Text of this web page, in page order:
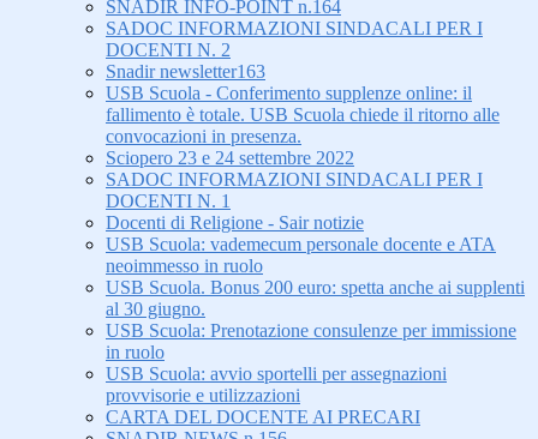
SNADIR INFO-POINT n.164
SADOC INFORMAZIONI SINDACALI PER I
DOCENTI N. 2
Snadir newsletter163
USB Scuola - Conferimento supplenze online: il
fallimento è totale. USB Scuola chiede il ritorno alle
convocazioni in presenza.
Sciopero 23 e 24 settembre 2022
SADOC INFORMAZIONI SINDACALI PER I
DOCENTI N. 1
Docenti di Religione - Sair notizie
USB Scuola: vademecum personale docente e ATA
neoimmesso in ruolo
USB Scuola. Bonus 200 euro: spetta anche ai supplenti
al 30 giugno.
USB Scuola: Prenotazione consulenze per immissione
in ruolo
USB Scuola: avvio sportelli per assegnazioni
provvisorie e utilizzazioni
CARTA DEL DOCENTE AI PRECARI